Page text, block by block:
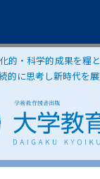
的・科学的成果を糧
的に思考し新時代を